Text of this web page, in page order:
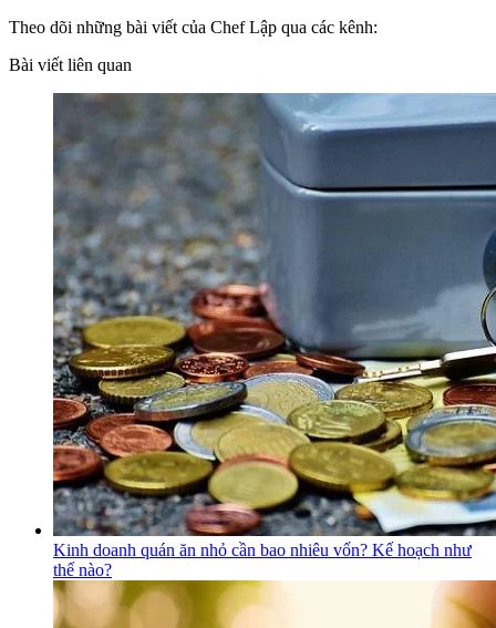
Theo dõi những bài viết của Chef Lập qua các kênh:
Bài viết liên quan
Kinh doanh quán ăn nhỏ cần bao nhiêu vốn? Kế hoạch như
thế nào?